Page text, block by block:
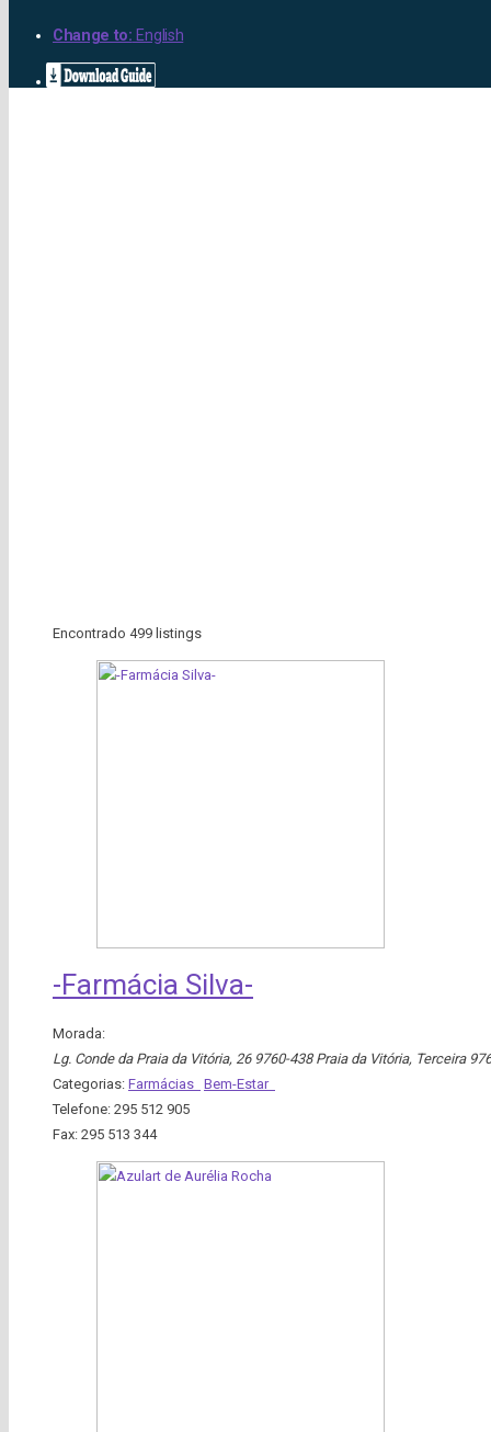
Change to: English
Encontrado 499 listings
-Farmácia Silva-
Morada:
Lg. Conde da Praia da Vitória, 26 9760-438 Praia da Vitória, Terceira
Categorias: Farmácias Bem-Estar
Telefone: 295 512 905
Fax: 295 513 344